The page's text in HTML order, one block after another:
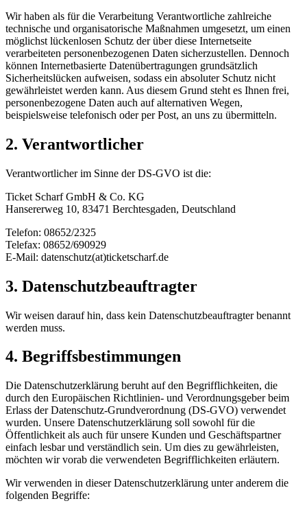
Wir haben als für die Verarbeitung Verantwortliche zahlreiche
technische und organisatorische Maßnahmen umgesetzt, um einen
möglichst lückenlosen Schutz der über diese Internetseite
verarbeiteten personenbezogenen Daten sicherzustellen. Dennoch
können Internetbasierte Datenübertragungen grundsätzlich
Sicherheitslücken aufweisen, sodass ein absoluter Schutz nicht
gewährleistet werden kann. Aus diesem Grund steht es Ihnen frei,
personenbezogene Daten auch auf alternativen Wegen,
beispielsweise telefonisch oder per Post, an uns zu übermitteln.
2. Verantwortlicher
Verantwortlicher im Sinne der DS-GVO ist die:
Ticket Scharf GmbH & Co. KG
Hansererweg 10, 83471 Berchtesgaden, Deutschland
Telefon: 08652/2325
Telefax: 08652/690929
E-Mail: datenschutz(at)ticketscharf.de
3. Datenschutzbeauftragter
Wir weisen darauf hin, dass kein Datenschutzbeauftragter benannt
werden muss.
4. Begriffsbestimmungen
Die Datenschutzerklärung beruht auf den Begrifflichkeiten, die
durch den Europäischen Richtlinien- und Verordnungsgeber beim
Erlass der Datenschutz-Grundverordnung (DS-GVO) verwendet
wurden. Unsere Datenschutzerklärung soll sowohl für die
Öffentlichkeit als auch für unsere Kunden und Geschäftspartner
einfach lesbar und verständlich sein. Um dies zu gewährleisten,
möchten wir vorab die verwendeten Begrifflichkeiten erläutern.
Wir verwenden in dieser Datenschutzerklärung unter anderem die
folgenden Begriffe: